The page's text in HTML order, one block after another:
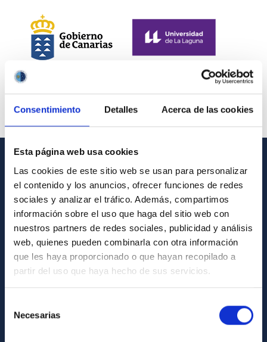
Consentimiento Detalles Acerca de las cookies
Esta página web usa cookies
Las cookies de este sitio web se usan para personalizar
el contenido y los anuncios, ofrecer funciones de redes
sociales y analizar el tráfico. Además, compartimos
información sobre el uso que haga del sitio web con
nuestros partners de redes sociales, publicidad y análisis
web, quienes pueden combinarla con otra información
que les haya proporcionado o que hayan recopilado a
partir del uso que haya hecho de sus servicios.
Necesarias
INFORMACIÓN GENERAL
Contacto
Cómo llegar al IAC
Directorio de personal
Biblioteca
Registro general